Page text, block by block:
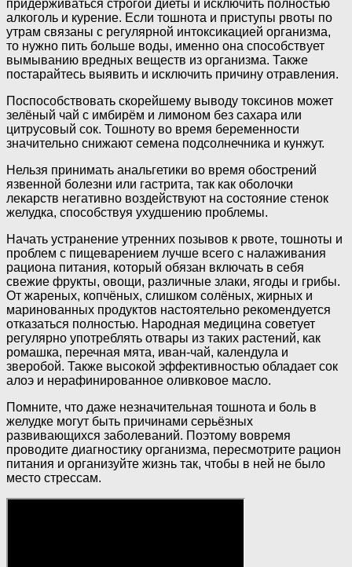
придерживаться строгой диеты и исключить полностью
алкоголь и курение. Если тошнота и приступы рвоты по
утрам связаны с регулярной интоксикацией организма,
то нужно пить больше воды, именно она способствует
вымыванию вредных веществ из организма. Также
постарайтесь выявить и исключить причину отравления.
Поспособствовать скорейшему выводу токсинов может
зелёный чай с имбирём и лимоном без сахара или
цитрусовый сок. Тошноту во время беременности
значительно снижают семена подсолнечника и кунжут.
Нельзя принимать анальгетики во время обострений
язвенной болезни или гастрита, так как оболочки
лекарств негативно воздействуют на состояние стенок
желудка, способствуя ухудшению проблемы.
Начать устранение утренних позывов к рвоте, тошноты и
проблем с пищеварением лучше всего с налаживания
рациона питания, который обязан включать в себя
свежие фрукты, овощи, различные злаки, ягоды и грибы.
От жареных, копчёных, слишком солёных, жирных и
маринованных продуктов настоятельно рекомендуется
отказаться полностью. Народная медицина советует
регулярно употреблять отвары из таких растений, как
ромашка, перечная мята, иван-чай, календула и
зверобой. Также высокой эффективностью обладает сок
алоэ и нерафинированное оливковое масло.
Помните, что даже незначительная тошнота и боль в
желудке могут быть причинами серьёзных
развивающихся заболеваний. Поэтому вовремя
проводите диагностику организма, пересмотрите рацион
питания и организуйте жизнь так, чтобы в ней не было
место стрессам.